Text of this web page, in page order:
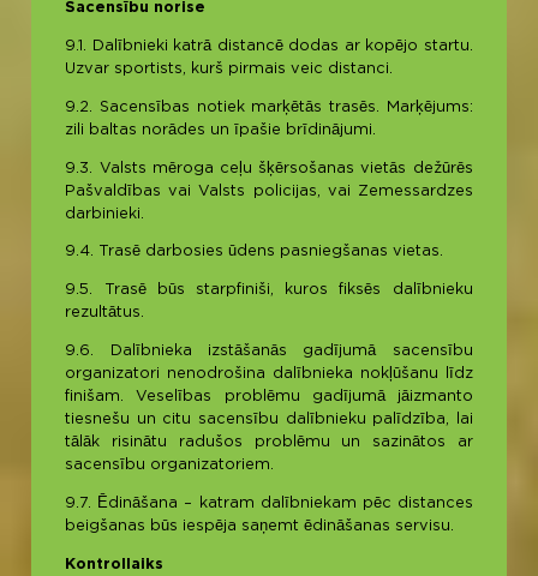
Sacensību norise
9.1. Dalībnieki katrā distancē dodas ar kopējo startu.
Uzvar sportists, kurš pirmais veic distanci.
9.2. Sacensības notiek marķētās trasēs. Marķējums:
zili baltas norādes un īpašie brīdinājumi.
9.3. Valsts mēroga ceļu šķērsošanas vietās dežūrēs
Pašvaldības vai Valsts policijas, vai Zemessardzes
darbinieki.
9.4. Trasē darbosies ūdens pasniegšanas vietas.
9.5. Trasē būs starpfiniši, kuros fiksēs dalībnieku
rezultātus.
9.6. Dalībnieka izstāšanās gadījumā sacensību
organizatori nenodrošina dalībnieka nokļūšanu līdz
finišam. Veselības problēmu gadījumā jāizmanto
tiesnešu un citu sacensību dalībnieku palīdzība, lai
tālāk risinātu radušos problēmu un sazinātos ar
sacensību organizatoriem.
9.7. Ēdināšana – katram dalībniekam pēc distances
beigšanas būs iespēja saņemt ēdināšanas servisu.
Kontrollaiks